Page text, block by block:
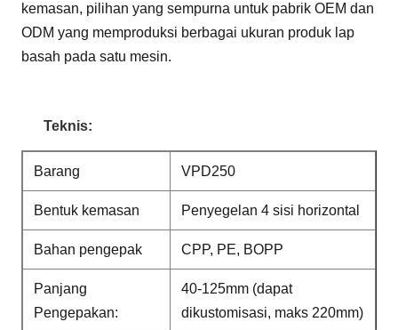
kemasan, pilihan yang sempurna untuk pabrik OEM dan
ODM yang memproduksi berbagai ukuran produk lap
basah pada satu mesin.
Teknis:
Barang VPD250
Bentuk kemasan Penyegelan 4 sisi horizontal
Bahan pengepak CPP, PE, BOPP
Panjang
Pengepakan:
40-125mm (dapat
dikustomisasi, maks 220mm)